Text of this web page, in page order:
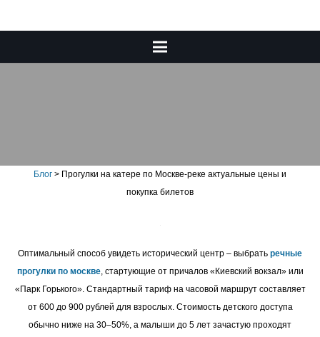
Блог > Прогулки на катере по Москве-реке актуальные цены и
покупка билетов
Оптимальный способ увидеть исторический центр – выбрать речные
прогулки по москве, стартующие от причалов «Киевский вокзал» или
«Парк Горького». Стандартный тариф на часовой маршрут составляет
от 600 до 900 рублей для взрослых. Стоимость детского доступа
обычно ниже на 30–50%, а малыши до 5 лет зачастую проходят